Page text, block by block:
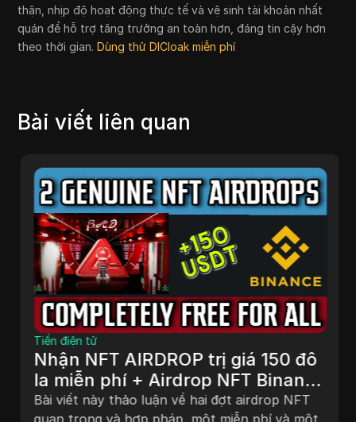
thận, nhịp độ hoạt động thực tế và vệ sinh tài khoản nhất
quán để hỗ trợ tăng trưởng an toàn hơn, đáng tin cậy hơn
theo thời gian.Dùng thử DICloak miễn phí
Bài viết liên quan
Tiền điện tử
Nhận NFT AIRDROP trị giá 150 đô
la miễn phí + Airdrop NFT Binance
sẽ tăng gấp 100 lần sớm | Kết
Bài viết này thảo luận về hai đợt airdrop NFT
quan trọng và hợp pháp, một miễn phí và một